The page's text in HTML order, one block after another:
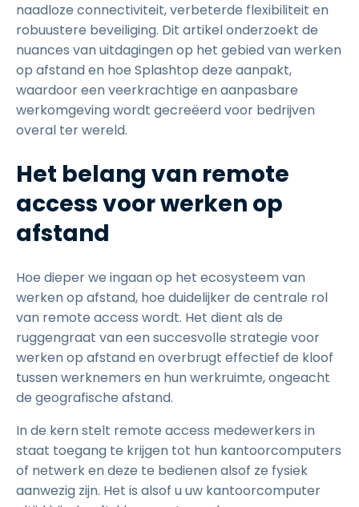
naadloze connectiviteit, verbeterde flexibiliteit en
robuustere beveiliging. Dit artikel onderzoekt de
nuances van uitdagingen op het gebied van werken
op afstand en hoe Splashtop deze aanpakt,
waardoor een veerkrachtige en aanpasbare
werkomgeving wordt gecreëerd voor bedrijven
overal ter wereld.
Het belang van remote
access voor werken op
afstand
Hoe dieper we ingaan op het ecosysteem van
werken op afstand, hoe duidelijker de centrale rol
van remote access wordt. Het dient als de
ruggengraat van een succesvolle strategie voor
werken op afstand en overbrugt effectief de kloof
tussen werknemers en hun werkruimte, ongeacht
de geografische afstand.
In de kern stelt remote access medewerkers in
staat toegang te krijgen tot hun kantoorcomputers
of netwerk en deze te bedienen alsof ze fysiek
aanwezig zijn. Het is alsof u uw kantoorcomputer